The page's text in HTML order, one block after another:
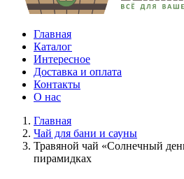
Главная
Каталог
Интересное
Доставка и оплата
Контакты
О нас
Главная
Чай для бани и сауны
Травяной чай «Солнечный
пирамидках